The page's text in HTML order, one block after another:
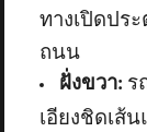
ทางเปิดปร
ถนน
ฝั่งขวา: ร
เอียงชิดเส้น